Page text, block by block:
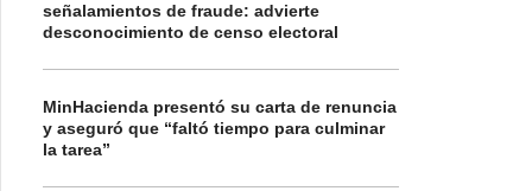
señalamientos de fraude: advierte
desconocimiento de censo electoral
MinHacienda presentó su carta de renuncia
y aseguró que “faltó tiempo para culminar
la tarea”